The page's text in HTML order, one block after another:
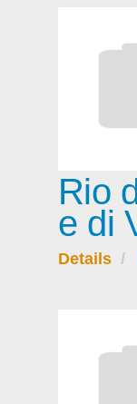
Rio
e di
Details